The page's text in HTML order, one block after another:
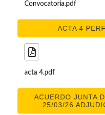
Convocatoria.pdf
ACTA 4
acta 4.pdf
ACUERDO JUNTA
25/03/26